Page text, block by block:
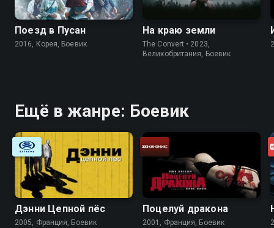
Поезд в Пусан
2016, Корея, Боевик
На краю земли
The Convert • 2023,
Великобритания, Боевик
Ещё в жанре: Боевик
Дэнни Цепной пёс
2005, Франция, Боевик
Поцелуй дракона
2001, Франция, Боевик